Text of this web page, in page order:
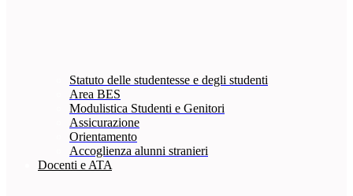
Statuto delle studentesse e degli studenti
Area BES
Modulistica Studenti e Genitori
Assicurazione
Orientamento
Accoglienza alunni stranieri
Docenti e ATA